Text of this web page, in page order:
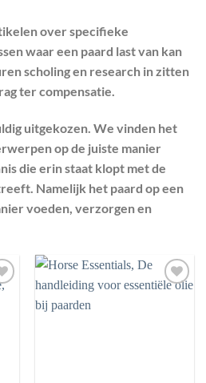
over specifieke
waar een paard last van kan
scholing en research in zitten
ter compensatie.
uitgekozen. We vinden het
op de juiste manier
die erin staat klopt met de
Namelijk het paard op een
voeden, verzorgen en